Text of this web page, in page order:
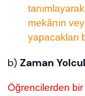
mekânın
yapacakları
b) Zaman
Öğrencilerden